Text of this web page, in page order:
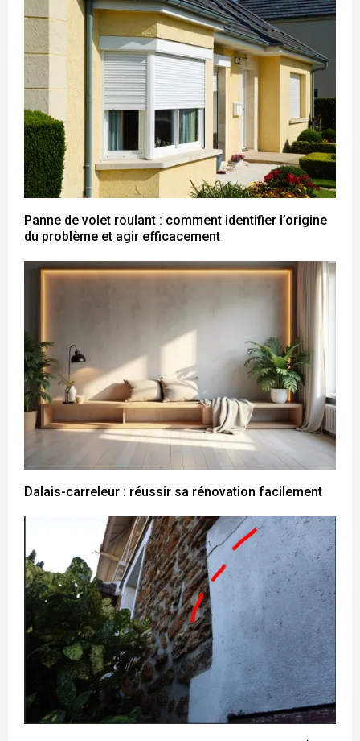
Panne de volet roulant : comment identifier l’origine
du problème et agir efficacement
Dalais-carreleur : réussir sa rénovation facilement